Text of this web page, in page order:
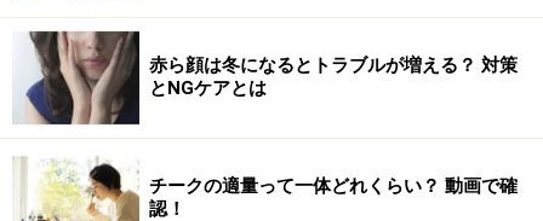
赤ら顔は冬になるとトラブルが増える？ 対策
とNGケアとは
チークの適量って一体どれくらい？ 動画で確
認！